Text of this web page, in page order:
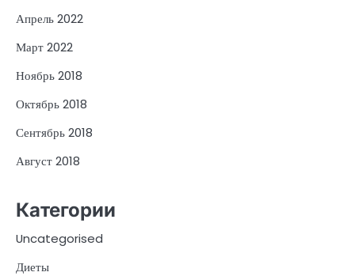
Апрель 2022
Март 2022
Ноябрь 2018
Октябрь 2018
Сентябрь 2018
Август 2018
Категории
Uncategorised
Диеты